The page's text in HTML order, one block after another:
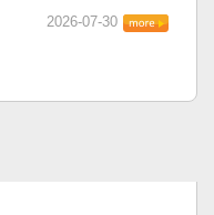
2026-07-30